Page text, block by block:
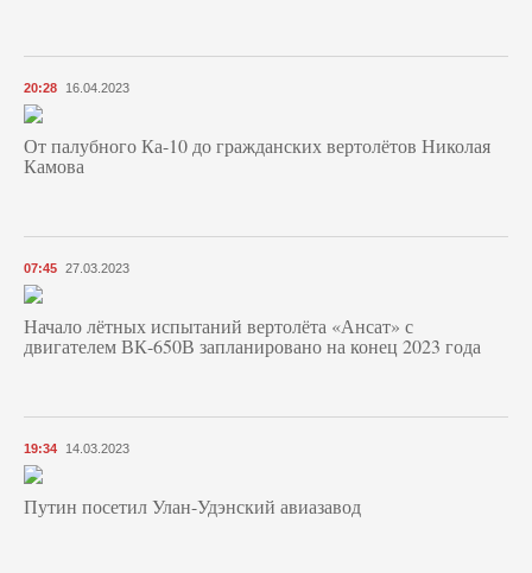
20:28 16.04.2023
От палубного Ка-10 до гражданских вертолётов Николая
Камова
07:45 27.03.2023
Начало лётных испытаний вертолёта «Ансат» с
двигателем ВК-650В запланировано на конец 2023 года
19:34 14.03.2023
Путин посетил Улан-Удэнский авиазавод